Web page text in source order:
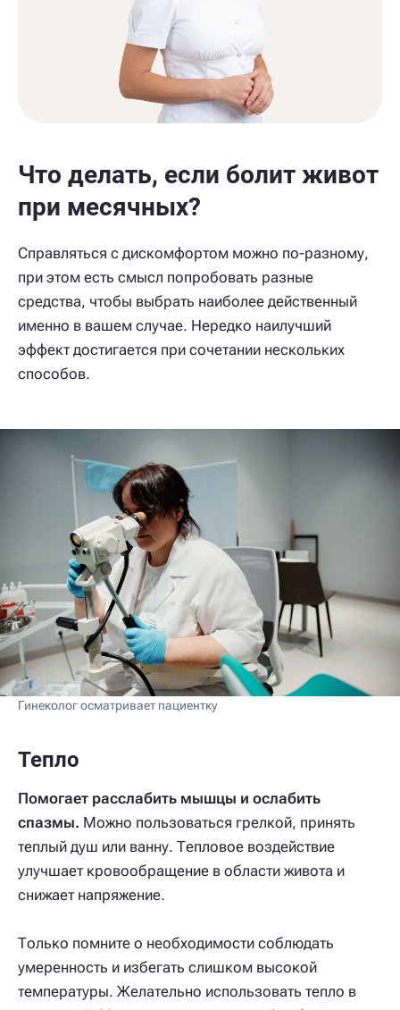
Что делать, если болит живот
при месячных?
Справляться с дискомфортом можно по-разному,
при этом есть смысл попробовать разные
средства, чтобы выбрать наиболее действенный
именно в вашем случае. Нередко наилучший
эффект достигается при сочетании нескольких
способов.
Гинеколог осматривает пациентку
Тепло
Помогает расслабить мышцы и ослабить
спазмы. Можно пользоваться грелкой, принять
теплый душ или ванну. Тепловое воздействие
улучшает кровообращение в области живота и
снижает напряжение.
Только помните о необходимости соблюдать
умеренность и избегать слишком высокой
температуры. Желательно использовать тепло в